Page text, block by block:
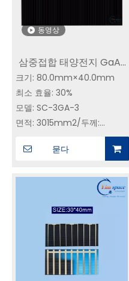
레이트 또는 개발 보드로 사용
할 수 있습니다.
을 생산할 수 있습니다. 이 모
듈형 태양광 패널은 기존 배치
및 구동 메커니즘과 함께 사용
할 수 있으며 최대 두께는
23mm입니다.
동영상
삼중접합 태양전지 GaAs
CIC | 30% 효율성 | SC-
3GA-3 YIM SPACE에서
삼중접합 GaAs 태양전지
구매 - 직접 제조사
크기: 80.0mm×40.0mm
최소 효율: 30%
모델: SC-3GA-3
면적: 3015mm2/두께:
무게:<125mg/cm2(커버 유
일반적인 전기 매개변수
(AM0, 135.3mW/cm2, 25℃)
Jsc=17.2mA/
묻다